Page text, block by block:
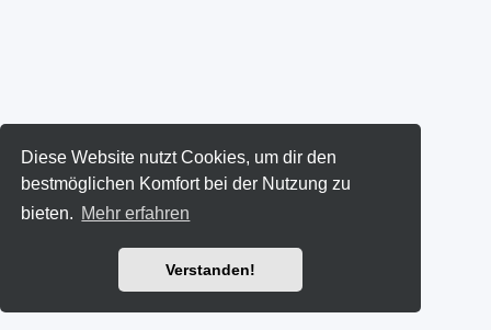
Diese Website nutzt Cookies, um dir den
bestmöglichen Komfort bei der Nutzung zu
bieten. Mehr erfahren
Verstanden!